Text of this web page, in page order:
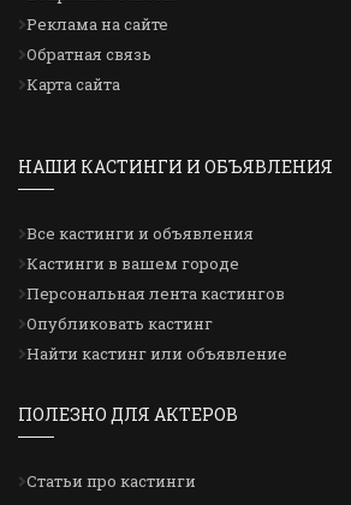
Реклама на сайте
Обратная связь
Карта сайта
НАШИ КАСТИНГИ И ОБЪЯВЛЕНИЯ
Все кастинги и объявления
Кастинги в вашем городе
Персональная лента кастингов
Опубликовать кастинг
Найти кастинг или объявление
ПОЛЕЗНО ДЛЯ АКТЕРОВ
Статьи про кастинги